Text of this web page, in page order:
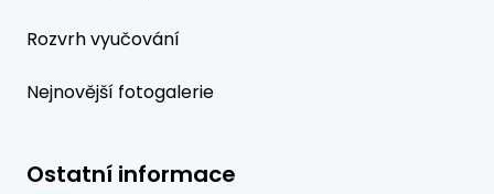
Rozvrh vyučování
Nejnovější fotogalerie
Ostatní informace